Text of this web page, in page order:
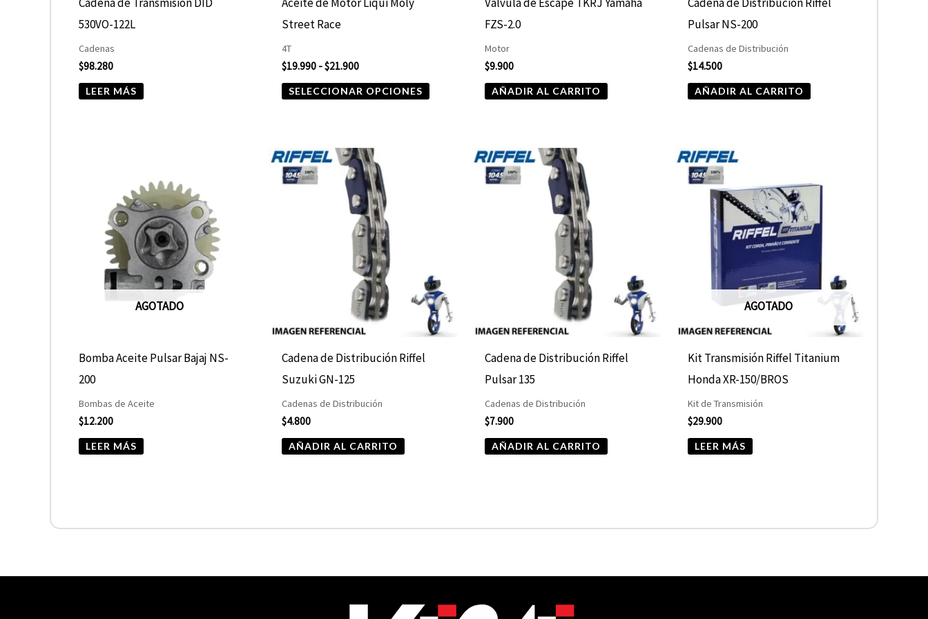
530VO-122L
Cadenas
$98.280
LEER MÁS
Street Race
4T
$19.990 -$21.900
SELECCIONAR OPCIONES
de
producto
FZS-2.0
Motor
$9.900
AÑADIR AL CARRITO
Pulsar NS-200
Cadenas de Distribución
$14.500
AÑADIR AL CARRITO
AGOTADO
Bomba Aceite Pulsar Bajaj NS-
200
Bombas de Aceite
$12.200
LEER MÁS
Cadena de Distribución Riffel
Suzuki GN-125
Cadenas de Distribución
$4.800
AÑADIR AL CARRITO
Cadena de Distribución Riffel
Pulsar 135
Cadenas de Distribución
$7.900
AÑADIR AL CARRITO
AGOTADO
Kit Transmisión Riffel Titanium
Honda XR-150/BROS
Kit de Transmisión
$29.900
LEER MÁS